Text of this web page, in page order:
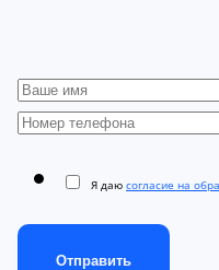
Я даю согласие на
Отправить